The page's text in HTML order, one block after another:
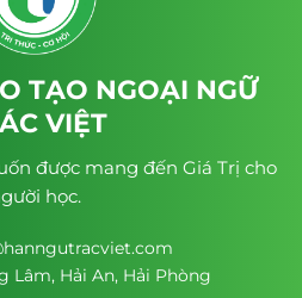
TẠO NGOẠI NGỮ
VIỆT
được mang đến Giá Trị cho
học.
Lâm, Hải An, Hải Phòng